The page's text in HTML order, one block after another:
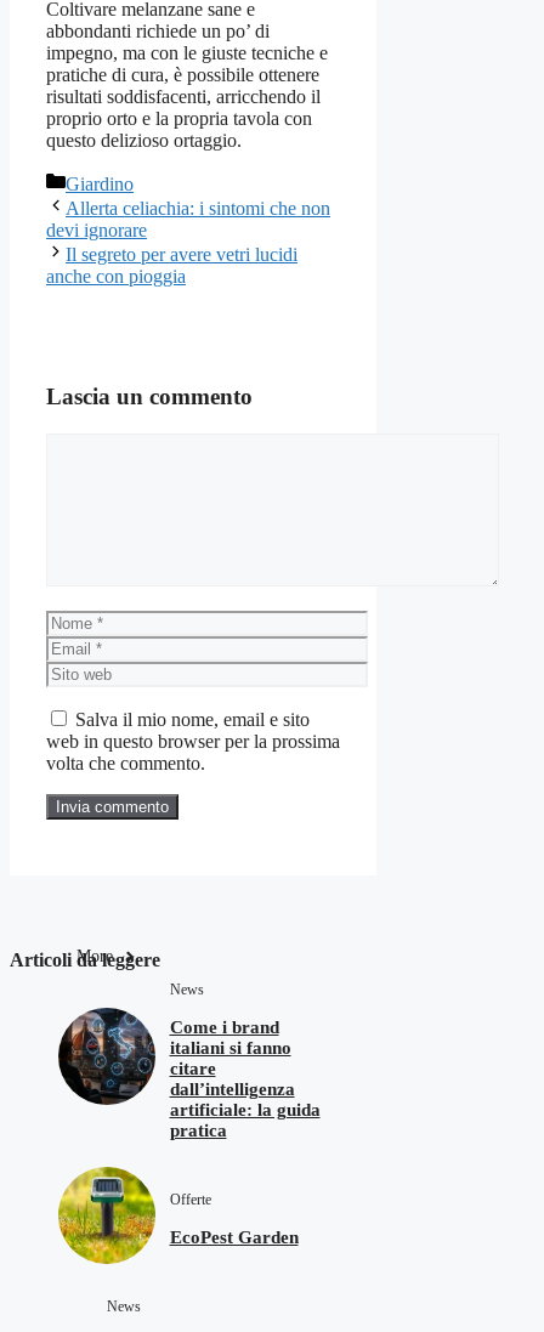
Coltivare melanzane sane e
abbondanti richiede un po’ di
impegno, ma con le giuste tecniche e
pratiche di cura, è possibile ottenere
risultati soddisfacenti, arricchendo il
proprio orto e la propria tavola con
questo delizioso ortaggio.
Categorie
Giardino
Allerta celiachia: i sintomi che non
devi ignorare
Il segreto per avere vetri lucidi
anche con pioggia
Lascia un commento
Nome
Email
Sito
web
Salva il mio nome, email e sito
web in questo browser per la prossima
volta che commento.
Articoli da leggere
More
News
Come i brand
italiani si fanno
citare
dall’intelligenza
artificiale: la guida
pratica
Offerte
EcoPest Garden
News